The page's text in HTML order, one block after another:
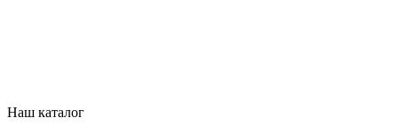
Наш каталог